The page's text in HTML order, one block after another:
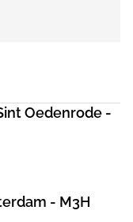
Oedenrode -
- M3H